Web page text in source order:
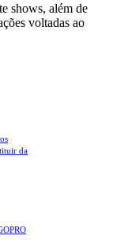
shows, além de
voltadas ao
da